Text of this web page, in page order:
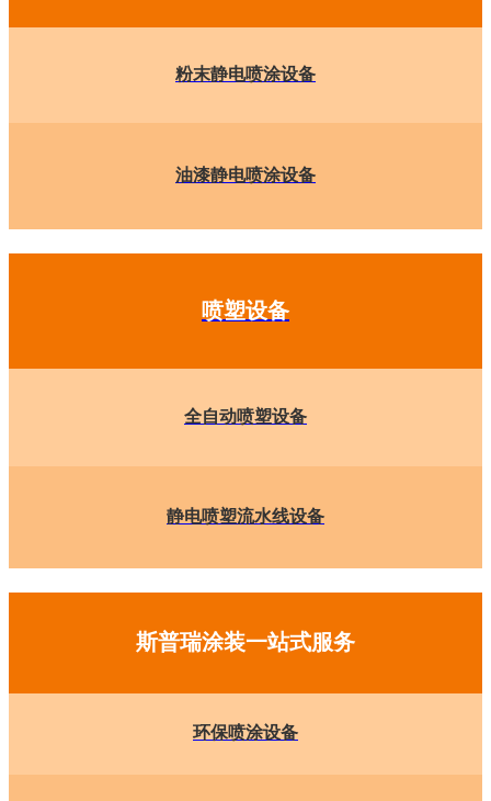
粉末静电喷涂设备
油漆静电喷涂设备
喷塑设备
全自动喷塑设备
静电喷塑流水线设备
斯普瑞涂装一站式服务
环保喷涂设备